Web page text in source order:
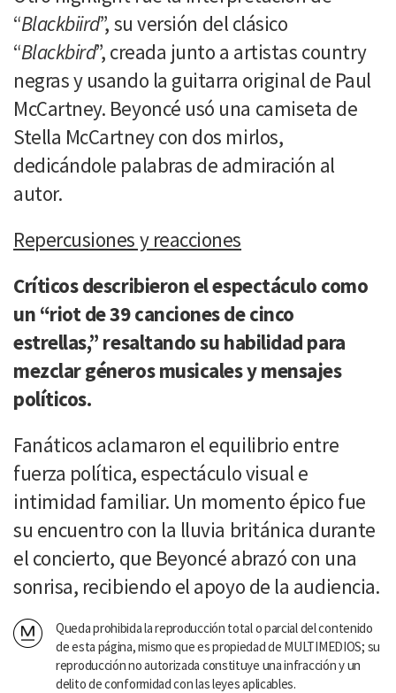
“Blackbiird”, su versión del clásico
“Blackbird”, creada junto a artistas country
negras y usando la guitarra original de Paul
McCartney. Beyoncé usó una camiseta de
Stella McCartney con dos mirlos,
dedicándole palabras de admiración al
autor.
Repercusiones y reacciones
Críticos describieron el espectáculo como
un “riot de 39 canciones de cinco
estrellas,” resaltando su habilidad para
mezclar géneros musicales y mensajes
políticos.
Fanáticos aclamaron el equilibrio entre
fuerza política, espectáculo visual e
intimidad familiar. Un momento épico fue
su encuentro con la lluvia británica durante
el concierto, que Beyoncé abrazó con una
sonrisa, recibiendo el apoyo de la audiencia.
Queda prohibida la reproducción total o parcial del contenido
de esta página, mismo que es propiedad de MULTIMEDIOS; su
reproducción no autorizada constituye una infracción y un
delito de conformidad con las leyes aplicables.